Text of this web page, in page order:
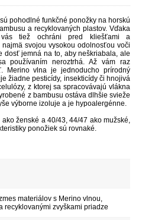
pohodlné funkčné ponožky na horskú
a recyklovaných plastov. Vďaka
vás tiež ochráni pred kliešťami a
svojou vysokou odolnosťou voči
dosť jemná na to, aby neškriabala, ale
používaním neroztrhá. Až vám raz
. Merino vlna je jednoducho prírodný
žiadne pesticídy, insekticídy či hnojivá
z ktorej sa spracovávajú vlákna
z bambusu ostáva dlhšie svieže
výborne izoluje a je hypoalergénne.
ženské a 40/43, 44/47 ako mužské,
ponožiek sú rovnaké.
materiálov s Merino vlnou,
recyklovanými zvyškami priadze